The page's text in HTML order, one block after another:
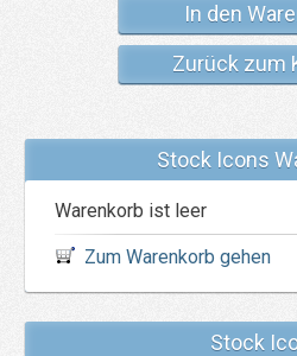
In den
Zurück zum
Stock Icons
Warenkorb ist leer
Zum Warenkorb gehen
Stock